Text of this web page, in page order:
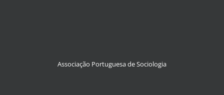
Associação Portuguesa de Sociologia